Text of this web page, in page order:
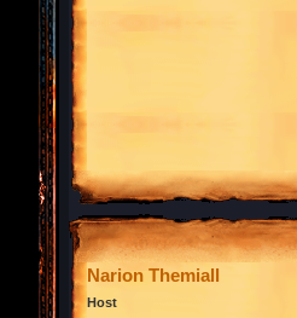
Narion Themiall
Host